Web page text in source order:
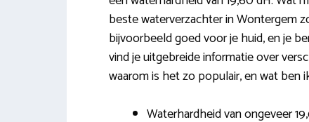
beste waterverzachter in Wontergem
bijvoorbeeld goed voor je huid, en je
vind je uitgebreide informatie over
waarom is het zo populair, en wat ben
Waterhardheid van ongeveer